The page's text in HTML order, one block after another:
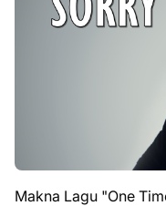
Makna Lagu "One